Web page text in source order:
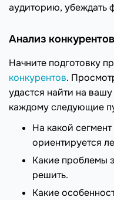
аудиторию, убеждать
Анализ конкурентов
Начните подготовку
конкурентов.
удастся найти на
каждому следующие
На какой
ориентируется
Какие проблемы
решить.
Какие